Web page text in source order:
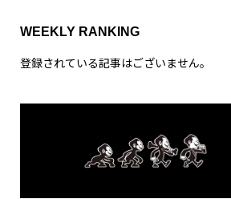
WEEKLY RANKING
登録されている記事はございません。